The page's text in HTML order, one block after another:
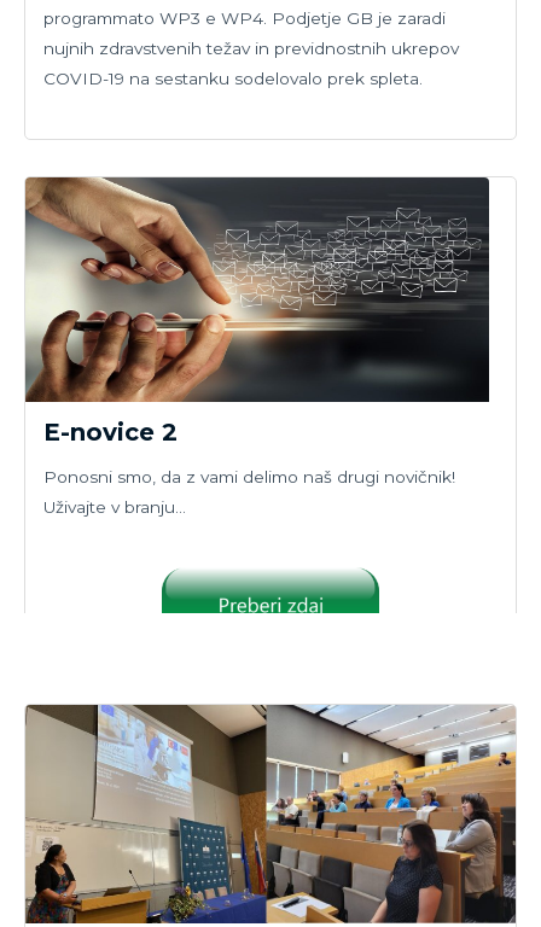
programmato WP3 e WP4. Podjetje GB je zaradi
nujnih zdravstvenih težav in previdnostnih ukrepov
COVID-19 na sestanku sodelovalo prek spleta.
E-novice 2
Ponosni smo, da z vami delimo naš drugi novičnik!
Uživajte v branju…